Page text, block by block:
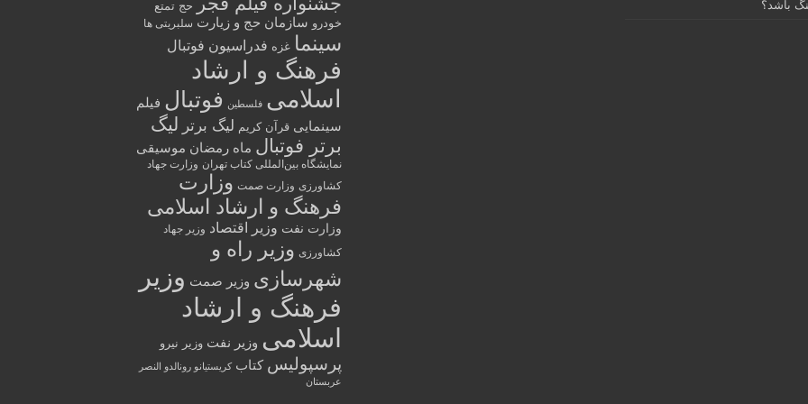
باشد؟
حج تمتع
خودرو سازمان حج و زیارت سلبریتی ها
سینما غزه فدراسیون فوتبال
فرهنگ و ارشاد
اسلامی فلسطین فوتبال فیلم
سینمایی قرآن کریم لیگ برتر لیگ
برتر فوتبال ماه رمضان موسیقی
نمایشگاه بین‌المللی کتاب تهران وزارت جهاد
کشاورزی وزارت صمت وزارت
فرهنگ و ارشاد اسلامی
وزارت نفت وزیر اقتصاد وزیر جهاد
کشاورزی وزیر راه و
شهرسازی وزیر صمت وزیر
فرهنگ و ارشاد
اسلامی وزیر نفت وزیر نیرو
پرسپولیس کتاب کریستیانو رونالدو النصر
عربستان